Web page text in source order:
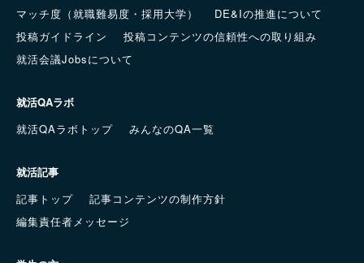
マッチ度（就職難易度・採用大学）
DE&Iの推進について
投稿ガイドライン
投稿コンテンツの信頼性への取り組み
就活会議Jobsについて
就活QAラボ
就活QAラボトップ
みんなのQA一覧
就活記事
記事トップ
記事コンテンツの制作方針
編集責任者メッセージ